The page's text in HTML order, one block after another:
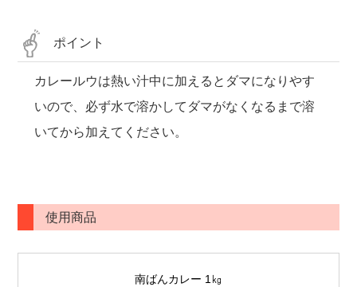
ポイント
カレールウは熱い汁中に加えるとダマになりやす
いので、必ず水で溶かしてダマがなくなるまで溶
いてから加えてください。
使用商品
南ばんカレー 1㎏